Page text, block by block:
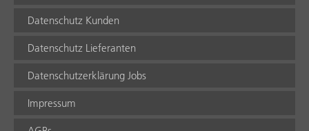
Datenschutz Kunden
Datenschutz Lieferanten
Datenschutzerklärung Jobs
Impressum